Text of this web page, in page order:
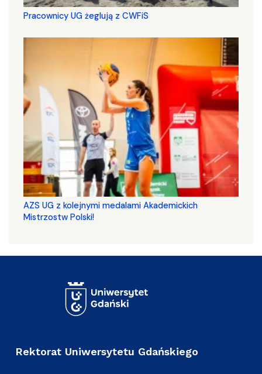
Pracownicy UG żeglują z CWFiS
AZS UG z kolejnymi medalami Akademickich
Mistrzostw Polski!
Rektorat Uniwersytetu Gdańskiego